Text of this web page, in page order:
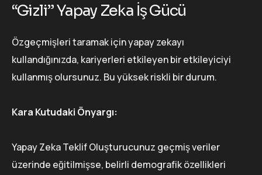
“Gizli” Yapay Zeka İş Gücü
Özgeçmişleri taramak için yapay zekayı
kullandığınızda, kariyerleri etkileyen bir etkileyiciyi
kullanmış olursunuz. Bu yüksek riskli bir durum.
Kara Kutudaki Önyargı:
Yapay Zeka Teklif Oluşturucunuz geçmiş veriler
üzerinde eğitilmişse, belirli demografik özellikleri